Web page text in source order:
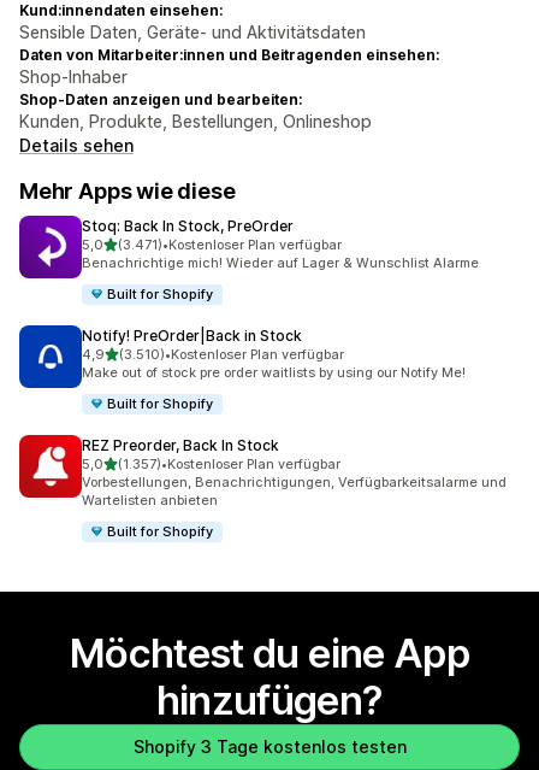
Kund:innendaten einsehen:
Sensible Daten, Geräte- und Aktivitätsdaten
Daten von Mitarbeiter:innen und Beitragenden einsehen:
Shop-Inhaber
Shop-Daten anzeigen und bearbeiten:
Kunden, Produkte, Bestellungen, Onlineshop
Details sehen
Mehr Apps wie diese
Stoq: Back In Stock, PreOrder
5,0von 5 Sternen
(3.471)
3471 Rezensionen insgesamt
•Kostenloser Plan verfügbar
Benachrichtige mich! Wieder auf Lager & Wunschlist Alarme
Built for Shopify
Notify! PreOrder|Back in Stock
4,9von 5 Sternen
(3.510)
3510 Rezensionen insgesamt
•Kostenloser Plan verfügbar
Make out of stock pre order waitlists by using our Notify Me!
Built for Shopify
REZ Preorder, Back In Stock
5,0von 5 Sternen
(1.357)
1357 Rezensionen insgesamt
•Kostenloser Plan verfügbar
Vorbestellungen, Benachrichtigungen, Verfügbarkeitsalarme und
Wartelisten anbieten
Built for Shopify
Möchtest du eine App
hinzufügen?
Shopify 3 Tage kostenlos testen